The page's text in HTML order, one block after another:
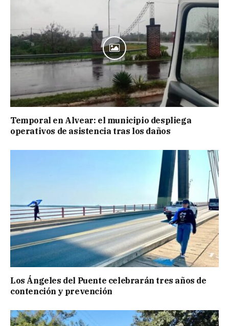
Temporal en Alvear: el municipio despliega
operativos de asistencia tras los daños
Los Ángeles del Puente celebrarán tres años de
contención y prevención